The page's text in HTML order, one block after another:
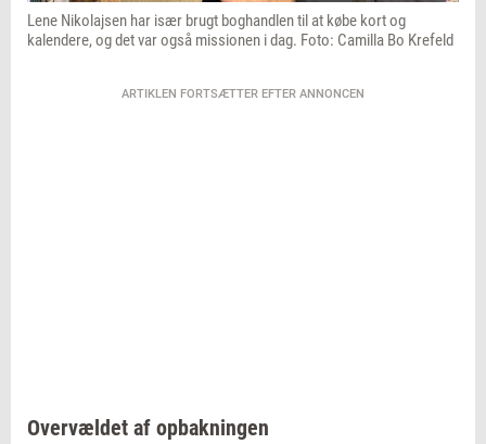
Lene Nikolajsen har især brugt boghandlen til at købe kort og
kalendere, og det var også missionen i dag. Foto: Camilla Bo Krefeld
ARTIKLEN FORTSÆTTER EFTER ANNONCEN
Overvældet af opbakningen